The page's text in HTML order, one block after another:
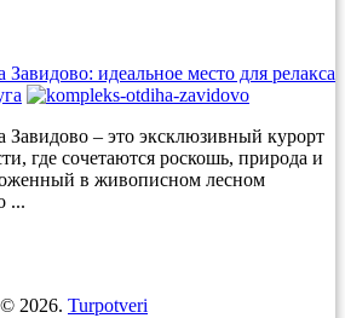
идеальное место для релакса
Завидово – это эксклюзивный курорт
где сочетаются роскошь, природа и
в живописном лесном
...
© 2026. Turpotveri